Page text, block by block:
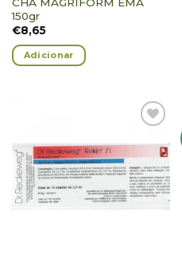
150gr
€8,65
Adicionar
Adicionar
Favoritos